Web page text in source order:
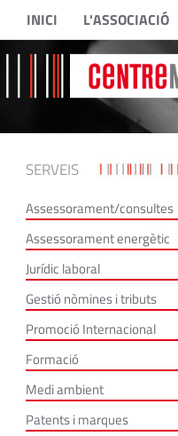
INICI L'ASSOCIACIÓ
SERVEIS
Assessorament/consultes
Assessorament energètic
Jurídic laboral
Gestió nòmines i tributs
Promoció Internacional
Formació
Medi ambient
Patents i marques